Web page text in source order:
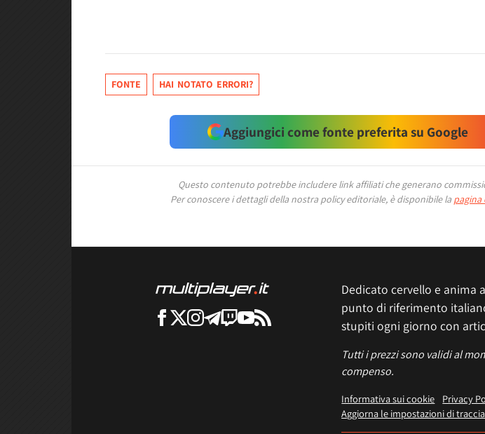
FONTE HAI NOTATO ERRORI?
Aggiungici come fonte preferita su Google
Questo contenuto potrebbe includere link affiliati che generano
Per conoscere i dettagli della nostra policy editoriale, è disponibile la pagina
Dedicato cervello e anima
punto di riferimento
stupiti ogni giorno con
Tutti i prezzi sono validi al
compenso.
Informativa sui cookie Privacy
Aggiorna le impostazioni di